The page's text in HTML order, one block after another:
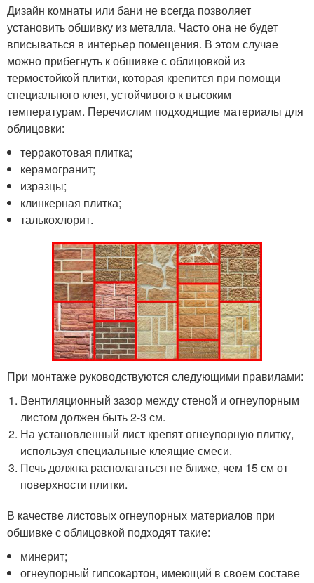
Дизайн комнаты или бани не всегда позволяет
установить обшивку из металла. Часто она не будет
вписываться в интерьер помещения. В этом случае
можно прибегнуть к обшивке с облицовкой из
термостойкой плитки, которая крепится при помощи
специального клея, устойчивого к высоким
температурам. Перечислим подходящие материалы для
облицовки:
терракотовая плитка;
керамогранит;
изразцы;
клинкерная плитка;
талькохлорит.
При монтаже руководствуются следующими правилами:
Вентиляционный зазор между стеной и огнеупорным
листом должен быть 2-3 см.
На установленный лист крепят огнеупорную плитку,
используя специальные клеящие смеси.
Печь должна располагаться не ближе, чем 15 см от
поверхности плитки.
В качестве листовых огнеупорных материалов при
обшивке с облицовкой подходят такие:
минерит;
огнеупорный гипсокартон, имеющий в своем составе